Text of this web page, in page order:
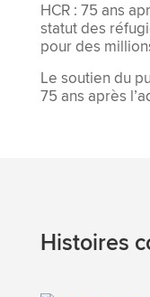
HCR : 75 ans
statut des
pour des
Le soutien du
75 ans après
Histoires